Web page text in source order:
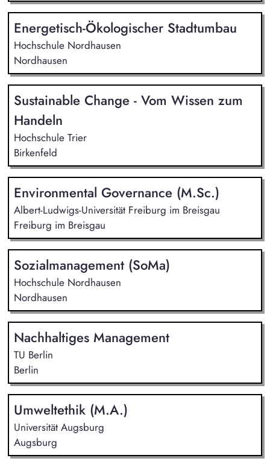
Energetisch-Ökologischer Stadtumbau
Hochschule Nordhausen
Nordhausen
Sustainable Change - Vom Wissen zum
Handeln
Hochschule Trier
Birkenfeld
Environmental Governance (M.Sc.)
Albert-Ludwigs-Universität Freiburg im Breisgau
Freiburg im Breisgau
Sozialmanagement (SoMa)
Hochschule Nordhausen
Nordhausen
Nachhaltiges Management
TU Berlin
Berlin
Umweltethik (M.A.)
Universität Augsburg
Augsburg